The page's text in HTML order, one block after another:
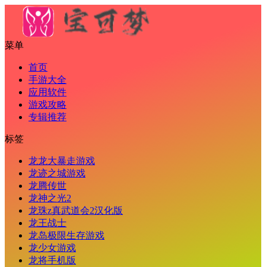
菜单
首页
手游大全
应用软件
游戏攻略
专辑推荐
标签
龙龙大暴走游戏
龙迹之城游戏
龙腾传世
龙神之光2
龙珠z真武道会2汉化版
龙王战士
龙岛极限生存游戏
龙少女游戏
龙将手机版